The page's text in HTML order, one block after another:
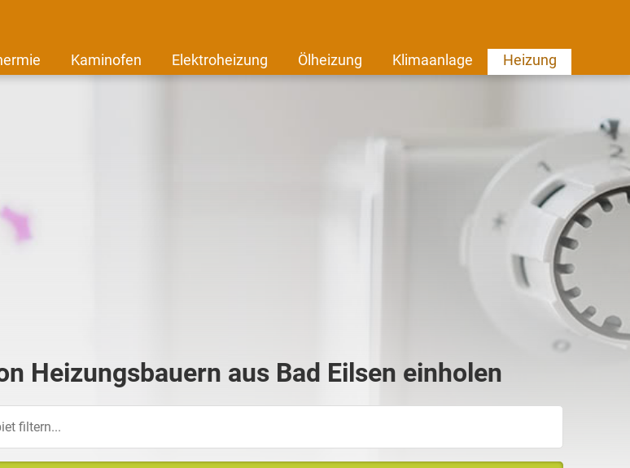
Kaminofen Elektroheizung Ölheizung Klimaanlage Heizung
Heizungsbauern aus Bad Eilsen einholen